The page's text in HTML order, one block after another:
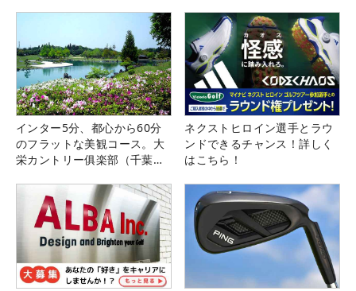
インター5分、都心から60分
のフラットな美観コース。大
栄カントリー俱楽部（千葉
ネクストヒロイン選手とラウ
ンドできるチャンス！詳しく
はこちら！